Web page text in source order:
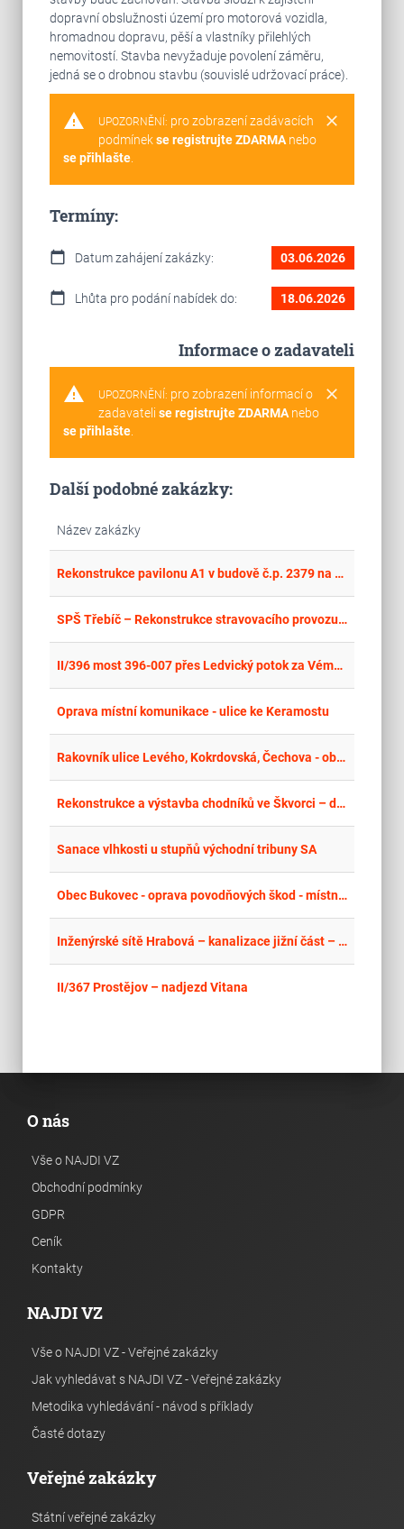
dopravní obslužnosti území pro motorová vozidla,
hromadnou dopravu, pěší a vlastníky přilehlých
nemovitostí. Stavba nevyžaduje povolení záměru,
jedná se o drobnou stavbu (souvislé udržovací práce).
warning clear
UPOZORNĚNÍ: pro zobrazení zadávacích
podmínekse registrujte ZDARMAnebo
se přihlašte.
Termíny:
calendar_today Datum zahájení zakázky: 03.06.2026
calendar_today Lhůta pro podání nabídek do: 18.06.2026
Informace o zadavateli
warning clear
UPOZORNĚNÍ: pro zobrazení informací o
zadavateli se registrujte ZDARMAnebo
se přihlašte.
Další podobné zakázky:
Název zakázky
Rekonstrukce pavilonu A1 v budově č.p. 2379 na ul. Žižkova
SPŠ Třebíč – Rekonstrukce stravovacího provozu a nástavba pavilonu V
II/396 most 396-007 přes Ledvický potok za Vémyslicemi
Oprava místní komunikace - ulice ke Keramostu
Rakovník ulice Levého, Kokrdovská, Čechova - obnova a oprava K přípojek, Pod Nemocnicí - obnova kanalizace
Rekonstrukce a výstavba chodníků ve Škvorci – další etapa
Sanace vlhkosti u stupňů východní tribuny SA
Obec Bukovec - oprava povodňových škod - místních komunikací
Inženýrské sítě Hrabová – kanalizace jižní část – 4. a 5. stavba, dostavba
II/367 Prostějov – nadjezd Vitana
O nás
Vše o NAJDI VZ
Obchodní podmínky
GDPR
Ceník
Kontakty
NAJDI VZ
Vše o NAJDI VZ - Veřejné zakázky
Jak vyhledávat s NAJDI VZ - Veřejné zakázky
Metodika vyhledávání - návod s příklady
Časté dotazy
Veřejné zakázky
Státní veřejné zakázky